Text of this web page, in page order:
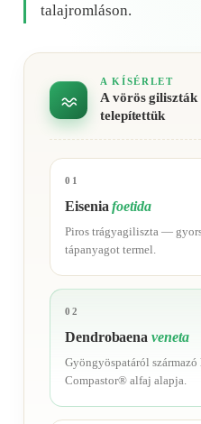
talajromláson.
A KÍSÉRLET
A vörös
telepítettük
01
Eiseniafoetida
Piros trágyagiliszta —
tápanyagot termel.
02
Dendrobaenaveneta
Gyöngyöspatáról
Compastor® alfaj alapja.